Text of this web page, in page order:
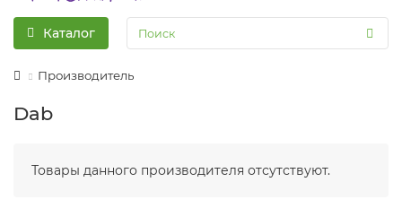
Каталог
Производитель
Dab
Товары данного производителя отсутствуют.